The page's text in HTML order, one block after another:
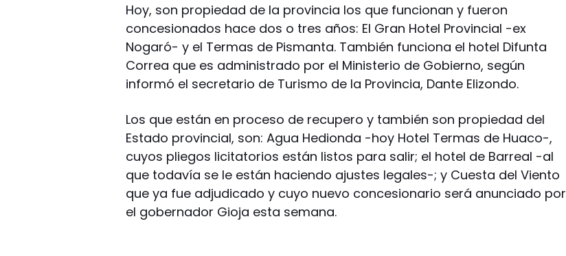
Hoy, son propiedad de la provincia los que funcionan y fueron
concesionados hace dos o tres años: El Gran Hotel Provincial -ex
Nogaró- y el Termas de Pismanta. También funciona el hotel Difunta
Correa que es administrado por el Ministerio de Gobierno, según
informó el secretario de Turismo de la Provincia, Dante Elizondo.
Los que están en proceso de recupero y también son propiedad del
Estado provincial, son: Agua Hedionda -hoy Hotel Termas de Huaco-,
cuyos pliegos licitatorios están listos para salir; el hotel de Barreal -al
que todavía se le están haciendo ajustes legales-; y Cuesta del Viento
que ya fue adjudicado y cuyo nuevo concesionario será anunciado por
el gobernador Gioja esta semana.